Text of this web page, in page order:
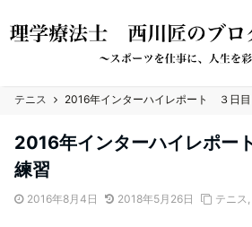
テニス 2016年インターハイレポート ３日
2016年インターハイレポ
練習
2016年8月4日 2018年5月26日 テニス,